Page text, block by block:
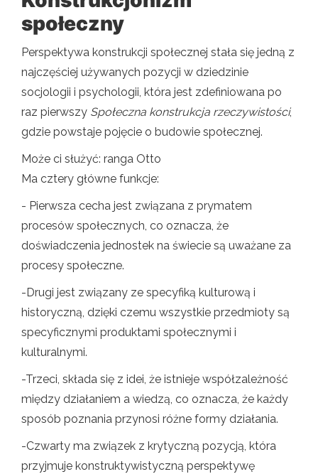
społeczny
Perspektywa konstrukcji społecznej stała się jedną z
najczęściej używanych pozycji w dziedzinie
socjologii i psychologii, która jest zdefiniowana po
raz pierwszy Społeczna konstrukcja rzeczywistości,
gdzie powstaje pojęcie o budowie społecznej.
Może ci służyć: ranga Otto
Ma cztery główne funkcje:
- Pierwsza cecha jest związana z prymatem
procesów społecznych, co oznacza, że ​​
doświadczenia jednostek na świecie są uważane za
procesy społeczne.
-Drugi jest związany ze specyfiką kulturową i
historyczną, dzięki czemu wszystkie przedmioty są
specyficznymi produktami społecznymi i
kulturalnymi.
-Trzeci, składa się z idei, że istnieje współzależność
między działaniem a wiedzą, co oznacza, że ​​każdy
sposób poznania przynosi różne formy działania.
-Czwarty ma związek z krytyczną pozycją, która
przyjmuje konstruktywistyczną perspektywę